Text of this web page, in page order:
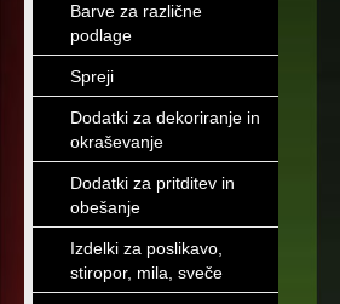
Barve za različne
podlage
Spreji
Dodatki za dekoriranje in
okraševanje
Dodatki za pritditev in
obešanje
Izdelki za poslikavo,
stiropor, mila, sveče